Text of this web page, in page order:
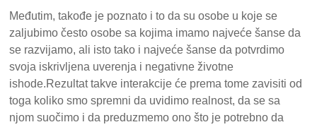
Međutim, takođe je poznato i to da su osobe u koje se
zaljubimo često osobe sa kojima imamo najveće šanse da
se razvijamo, ali isto tako i najveće šanse da potvrdimo
svoja iskrivljena uverenja i negativne životne
ishode.Rezultat takve interakcije će prema tome zavisiti od
toga koliko smo spremni da uvidimo realnost, da se sa
njom suočimo i da preduzmemo ono što je potrebno da